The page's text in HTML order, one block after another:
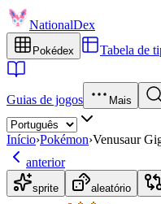
NationalDex
Pokédex Tabela de
Guias de jogos Mais
Início›Pokémon›Venusaur
anterior
sprite aleatório